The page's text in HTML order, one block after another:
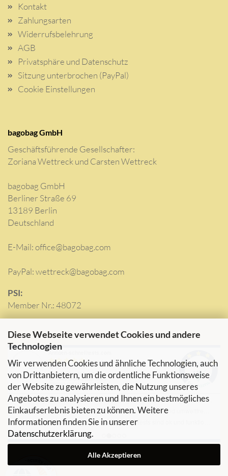
Diese Webseite verwendet Cookies und andere
Technologien
Wir verwenden Cookies und ähnliche Technologien, auch
von Drittanbietern, um die ordentliche Funktionsweise
der Website zu gewährleisten, die Nutzung unseres
Angebotes zu analysieren und Ihnen ein bestmögliches
Einkaufserlebnis bieten zu können. Weitere
Informationen finden Sie in unserer
Datenschutzerklärung.
Alle Akzeptieren
Kontakt
Zahlungsarten
Widerrufsbelehrung
AGB
Privatsphäre und Datenschutz
Sitzung unterbrochen (PayPal)
Cookie Einstellungen
bagobag GmbH
Geschäftsführende Gesellschafter:
Zoriana Wettreck und Carsten Wettreck
bagobag GmbH
Berliner Straße 69
13189 Berlin
Deutschland
E-Mail:office@bagobag.com
PayPal: wettreck@bagobag.com
PSI:
Member Nr.: 48072